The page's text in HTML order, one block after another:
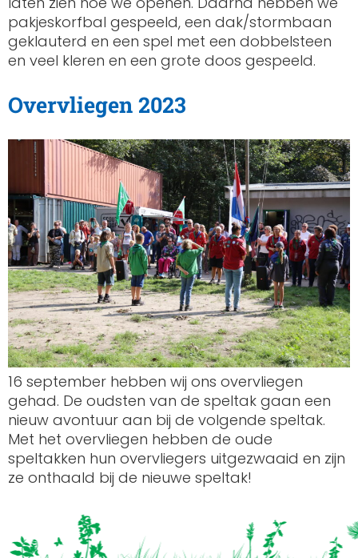
pakjeskorfbal gespeeld, een dak/stormbaan
geklauterd en een spel met een dobbelsteen
en veel kleren en een grote doos gespeeld.
Overvliegen 2023
16 september hebben wij ons overvliegen
gehad. De oudsten van de speltak gaan een
nieuw avontuur aan bij de volgende speltak.
Met het overvliegen hebben de oude
speltakken hun overvliegers uitgezwaaid en zijn
ze onthaald bij de nieuwe speltak!